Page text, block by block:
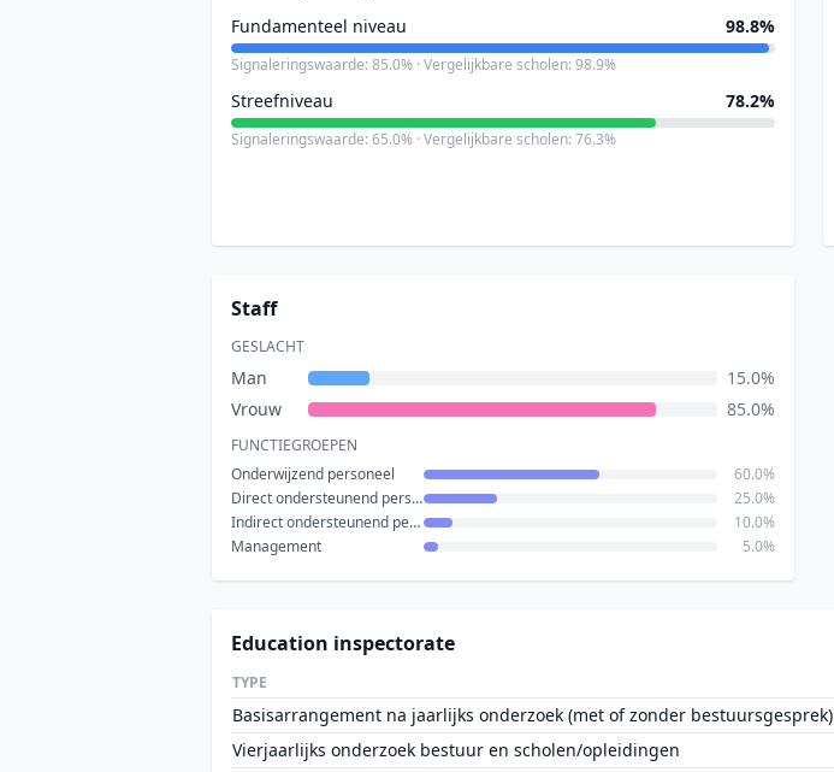
Fundamenteel niveau 98.8%
Signaleringswaarde: 85.0% · Vergelijkbare scholen: 98.9%
Streefniveau 78.2%
Signaleringswaarde: 65.0% · Vergelijkbare scholen: 76.3%
Staff
GESLACHT
Man
15.0%
Vrouw
85.0%
FUNCTIEGROEPEN
Onderwijzend personeel
60.0%
Direct ondersteunend personeel
25.0%
Indirect ondersteunend personeel
10.0%
Management
5.0%
Education inspectorate
TYPE
Basisarrangement na jaarlijks onderzoek (met of zonder bestuursgesprek)
Vierjaarlijks onderzoek bestuur en scholen/opleidingen